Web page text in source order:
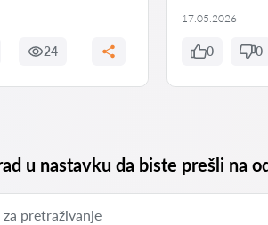
24
17.05.2026
0 0
u nastavku da biste prešli na